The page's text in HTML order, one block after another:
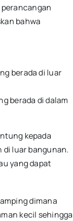
bahwa
berada di luar
berada di dalam
kepada
di luar bangunan.
yang dapat
dimana
kecil sehingga